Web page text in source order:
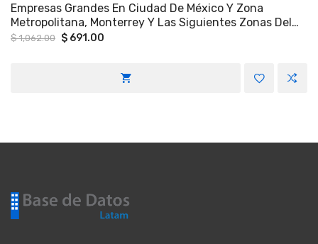
Empresas Grandes En Ciudad De México Y Zona
Metropolitana, Monterrey Y Las Siguientes Zonas Del
País: Occidente Y Bajío.
$1,062.00 Original
$ 691.00